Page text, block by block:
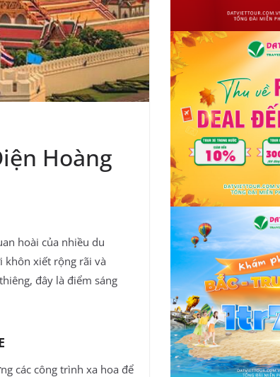
Hoàng
hoài của nhiều du
khôn xiết rộng rãi và
đây là điểm sáng
các công trình xa hoa để